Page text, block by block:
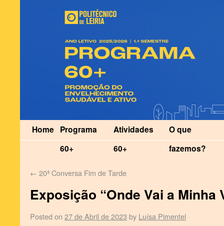
Home Programa
60+
Atividades
60+
O que
fazemos?
← 20ª Conversa Fim de Tarde
Exposição “Onde Vai a Minha
Posted on 27 de Abril de 2023 by Luísa Pimentel